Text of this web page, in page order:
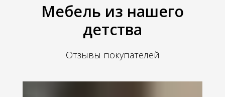
Мебель из нашего
детства
Отзывы покупателей